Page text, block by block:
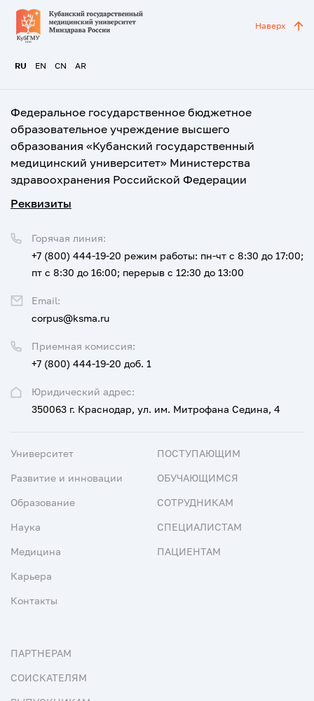
RU EN CN AR
Наверх
Федеральное государственное бюджетное
образовательное учреждение высшего
образования «Кубанский государственный
медицинский университет» Министерства
здравоохранения Российской Федерации
Реквизиты
Юридический адрес:
350063 г. Краснодар, ул. им. Митрофана Седина, 4
Приемная комиссия:
+7 (800) 444-19-20 доб. 1
Горячая линия:
+7 (800) 444-19-20 режим работы: пн-чт с 8:30 до 17:00;
пт с 8:30 до 16:00; перерыв с 12:30 до 13:00
Email:
corpus@ksma.ru
Университет
Развитие и инновации
Образование
Наука
Медицина
Карьера
Контакты
ПОСТУПАЮЩИМ
ОБУЧАЮЩИМСЯ
СОТРУДНИКАМ
СПЕЦИАЛИСТАМ
ПАЦИЕНТАМ
ПАРТНЕРАМ
СОИСКАТЕЛЯМ